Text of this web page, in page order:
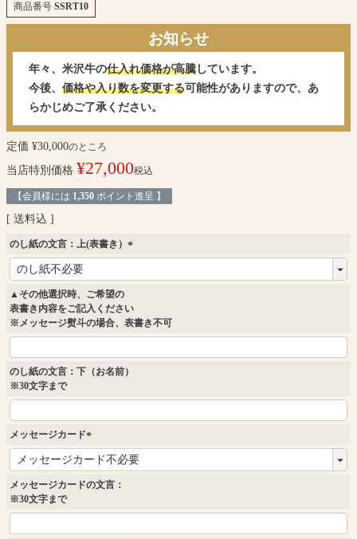
商品番号 SSRT10
お知らせ
年々、米沢牛の仕入れ価格が高騰 しています。
今後、 価格や入り数を変更する可能性がありますので、あ
らかじめご了承ください。
定価 ¥30,000のところ
当店特別価格 ¥27,000税込
【会員様には 1,350 ポイント進呈 】
送料込
のし紙の文言：上(表書き）
(
▲その他選択時、ご希望の
表書き内容をご記入ください
※メッセージ熨斗の場合、表書き不可
のし紙の文言：下（お名前）
※30文字まで
メッセージカード
(
須
メッセージカードの文言：
※30文字まで